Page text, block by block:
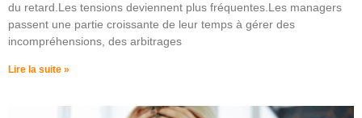
du retard.Les tensions deviennent plus fréquentes.Les managers
passent une partie croissante de leur temps à gérer des
incompréhensions, des arbitrages
Lire la suite »